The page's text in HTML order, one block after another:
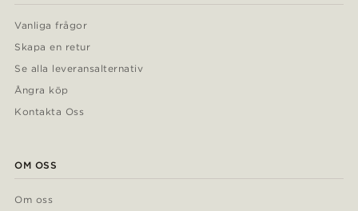
Vanliga frågor
Skapa en retur
Se alla leveransalternativ
Ångra köp
Kontakta Oss
OM OSS
Om oss